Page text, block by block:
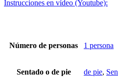
Instrucciones en vídeo (Youtube):
Número de personas 1 persona
Sentado o de pie de pie,